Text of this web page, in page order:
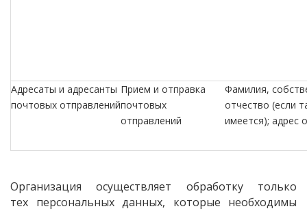
Адресаты и адресанты
почтовых отправлений
Прием и отправка
почтовых
отправлений
Фамилия,
отчество (если
имеется); адрес
Организация осуществляет обработку только
тех персональных данных, которые необходимы